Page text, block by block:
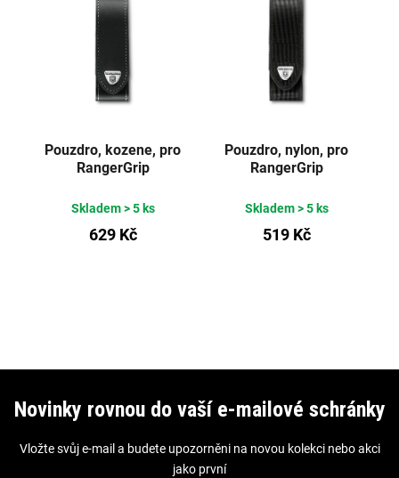
Pouzdro, kozene, pro
RangerGrip
Skladem> 5 ks
629 Kč
Pouzdro, nylon, pro
RangerGrip
Skladem> 5 ks
519 Kč
Novinky rovnou do vaší e-mailové schránky
Vložte svůj e-mail a budete upozorněni na novou kolekci nebo akci
jako první